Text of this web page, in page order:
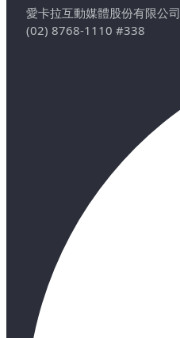
愛卡拉互動媒體股份有限公司
(02) 8768-1110 #338